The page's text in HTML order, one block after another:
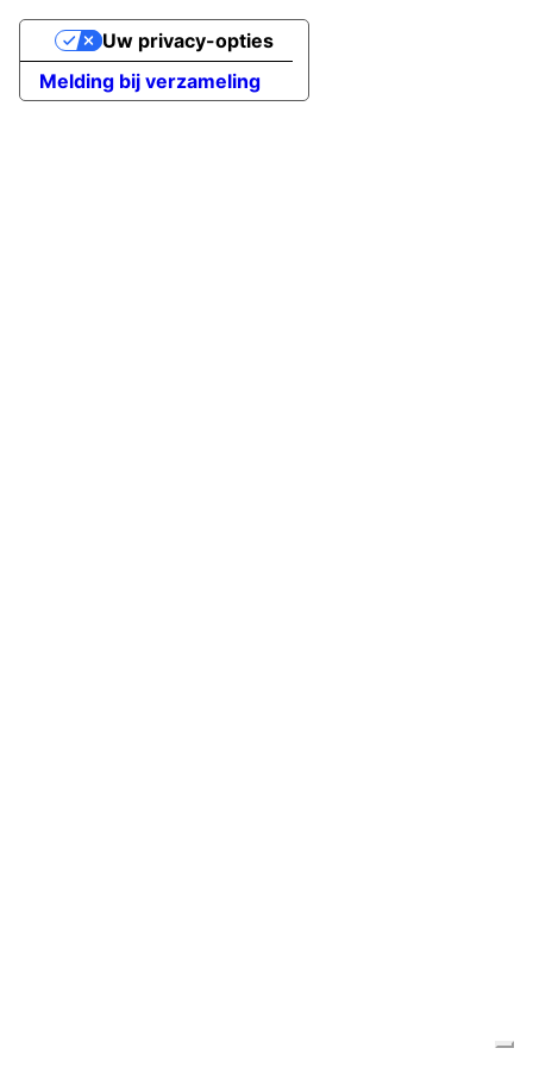
Melding bij verzameling
Uw privacy-opties